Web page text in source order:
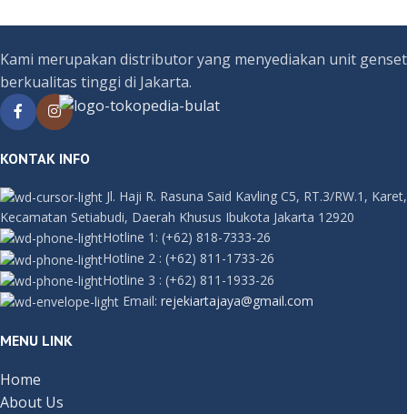
Kami merupakan distributor yang menyediakan unit genset
berkualitas tinggi di Jakarta.
KONTAK INFO
Jl. Haji R. Rasuna Said Kavling C5, RT.3/RW.1, Karet,
Kecamatan Setiabudi, Daerah Khusus Ibukota Jakarta 12920
Hotline 1: (+62) 818-7333-26
Hotline 2 : (+62) 811-1733-26
Hotline 3 : (+62) 811-1933-26
Email: rejekiartajaya@gmail.com
MENU LINK
Home
About Us